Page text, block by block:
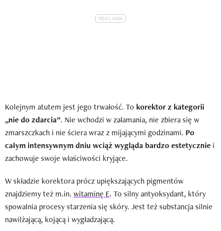
Kolejnym atutem jest jego trwałość. To korektor z kategorii
„nie do zdarcia”. Nie wchodzi w załamania, nie zbiera się w
zmarszczkach i nie ściera wraz z mijającymi godzinami. Po
całym intensywnym dniu wciąż wygląda bardzo estetycznie i
zachowuje swoje właściwości kryjące.
W składzie korektora prócz upiększających pigmentów
znajdziemy też m.in. witaminę E. To silny antyoksydant, który
spowalnia procesy starzenia się skóry. Jest też substancja silnie
nawilżającą, kojącą i wygładzającą.